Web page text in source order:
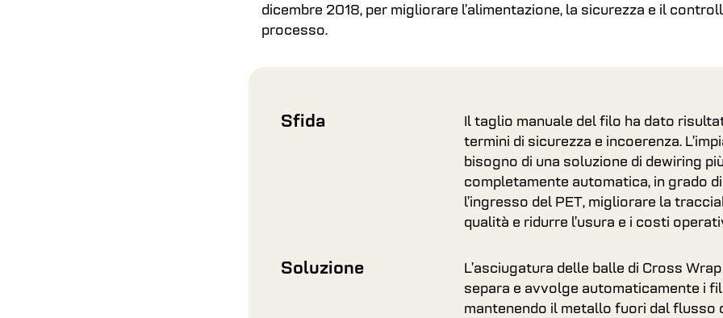
dicembre 2018, per migliorare l’alimentazione, la sicurezza e il
processo.
Sfida
Il taglio manuale del filo ha dato
termini di sicurezza e incoerenza.
bisogno di una soluzione di dewiring
completamente automatica, in grado
l’ingresso del PET, migliorare la
qualità e ridurre l’usura e i costi
Soluzione
L’asciugatura delle balle di Cross
separa e avvolge automaticamente i
mantenendo il metallo fuori dal flusso